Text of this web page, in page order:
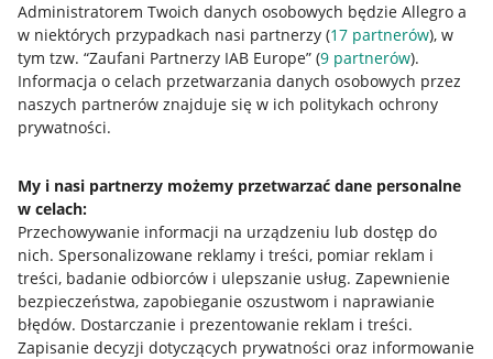
Administratorem Twoich danych osobowych będzie Allegro a
w niektórych przypadkach nasi partnerzy (17 partnerów), w
tym tzw. “Zaufani Partnerzy IAB Europe” (9 partnerów).
Informacja o celach przetwarzania danych osobowych przez
naszych partnerów znajduje się w ich politykach ochrony
prywatności.
My i nasi partnerzy możemy przetwarzać dane personalne
w celach:
Przechowywanie informacji na urządzeniu lub dostęp do
nich. Spersonalizowane reklamy i treści, pomiar reklam i
treści, badanie odbiorców i ulepszanie usług. Zapewnienie
bezpieczeństwa, zapobieganie oszustwom i naprawianie
błędów. Dostarczanie i prezentowanie reklam i treści.
Zapisanie decyzji dotyczących prywatności oraz informowanie
Przydatne informacje
Jak to działa
Allegro Gadane dla sprzedających
Allegro Gadane dla kupujących
Mapa miejscowości
Informacje prawne